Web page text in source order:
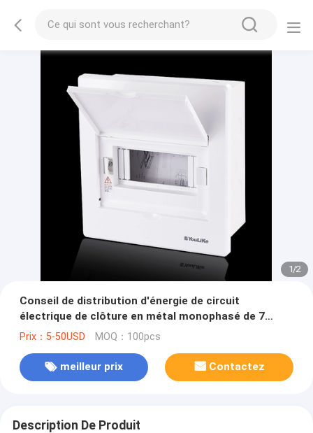
1/2
Conseil de distribution d'énergie de circuit
électrique de clôture en métal monophasé de 7
manières pour d'intérieur
Prix：5-50USD MOQ：100pcs
meilleur prix Contactez
Description De Produit